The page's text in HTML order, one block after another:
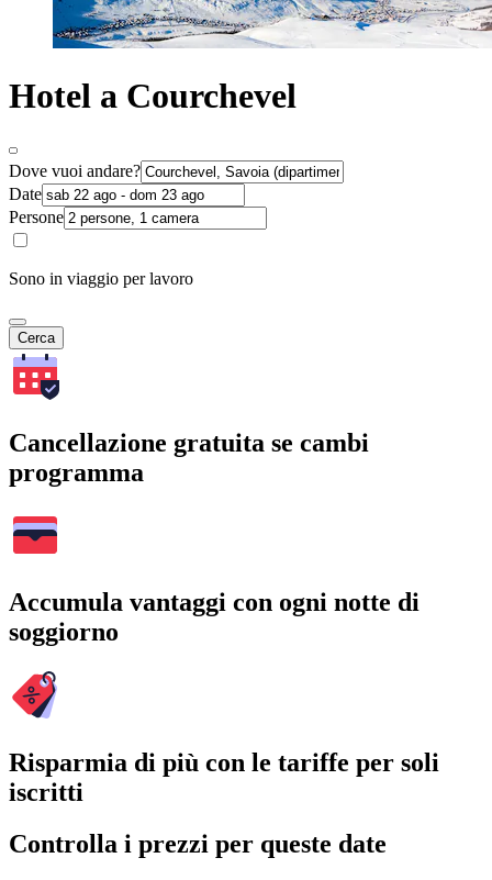
Hotel a Courchevel
Dove vuoi andare?
Date
Persone
Sono in viaggio per lavoro
Cerca
Cancellazione gratuita se cambi
programma
Accumula vantaggi con ogni notte di
soggiorno
Risparmia di più con le tariffe per soli
iscritti
Controlla i prezzi per queste date